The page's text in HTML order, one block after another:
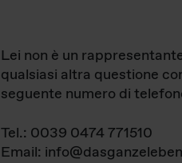
Lei non è un
qualsiasi altra questione
seguente numero di
Tel.: 0039 0474 771510
Email: